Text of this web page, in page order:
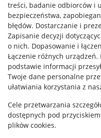
treści, badanie odbiorców i
bezpieczeństwa,
błędów. Dostarczanie i
Zapisanie decyzji
o nich. Dopasowanie i
Łączenie różnych urządzeń.
podstawie informacji
Twoje dane personalne
ułatwiania korzystania z
Cele przetwarzania
dostępnych pod
plików cookies.
Mapa miejscowości
Informacje prawne
Regulamin
Polityka plików "cookies"
Ustawienia plików "cookies"
Udostępnianie lokalizacji
Informacje dla Aktu o